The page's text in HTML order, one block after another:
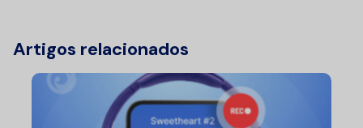
Artigos relacionados